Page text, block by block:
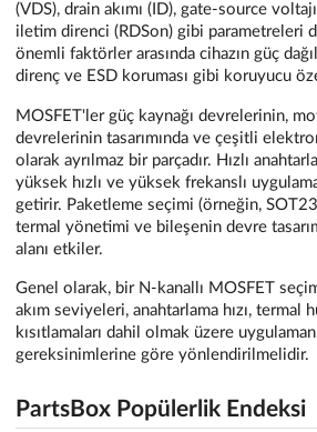
(VDS), drain akımı (ID), gate-source
iletim direnci (RDSon) gibi parametreleri
önemli faktörler arasında cihazın güç
direnç ve ESD koruması gibi koruyucu
MOSFET'ler güç kaynağı devrelerinin,
devrelerinin tasarımında ve çeşitli
olarak ayrılmaz bir parçadır. Hızlı
yüksek hızlı ve yüksek frekanslı
getirir. Paketleme seçimi (örneğin,
termal yönetimi ve bileşenin devre
alanı etkiler.
Genel olarak, bir N-kanallı MOSFET
akım seviyeleri, anahtarlama hızı, termal
kısıtlamaları dahil olmak üzere
gereksinimlerine göre yönlendirilmelidir.
PartsBox Popülerlik Endeksi